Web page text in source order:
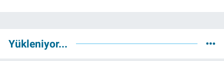
Yükleniyor...